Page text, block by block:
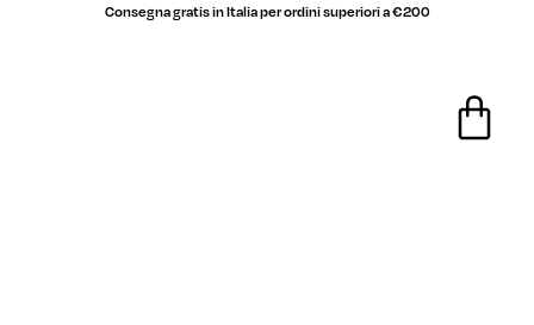
Consegna gratis in Italia per ordini superiori a €200